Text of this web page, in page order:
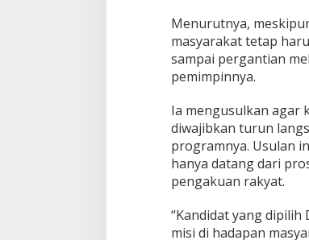
Menurutnya,
masyarakat tetap
sampai pergantian
pemimpinnya.
Ia mengusulkan agar
diwajibkan turun
programnya. Usulan
hanya datang dari
pengakuan rakyat.
“Kandidat yang
misi di hadapan